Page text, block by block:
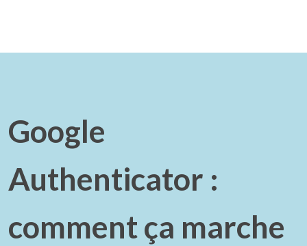
Google
Authenticator :
comment ça marche